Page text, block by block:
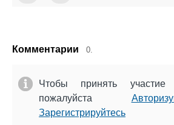
Комментарии 0.
Чтобы принять
пожалуйста
Зарегистрируйтесь